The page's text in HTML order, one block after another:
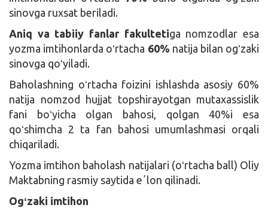
sinovga ruxsat beriladi.
Aniq va tabiiy fanlar fakultetiga nomzodlar esa
yozma imtihonlarda oʻrtacha 60% natija bilan ogʻzaki
sinovga qoʻyiladi.
Baholashning oʻrtacha foizini ishlashda asosiy 60%
natija nomzod hujjat topshirayotgan mutaxassislik
fani boʻyicha olgan bahosi, qolgan 40%i esa
qoʻshimcha 2 ta fan bahosi umumlashmasi orqali
chiqariladi.
Yozma imtihon baholash natijalari (oʻrtacha ball) Oliy
Maktabning rasmiy saytida eʼlon qilinadi.
Ogʻzaki imtihon